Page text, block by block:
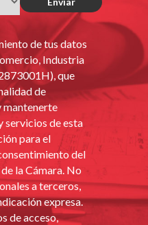
de tus datos
Industria
que
de
mantenerte
servicios de esta
para el
del
la Cámara. No
a terceros,
expresa.
de acceso,